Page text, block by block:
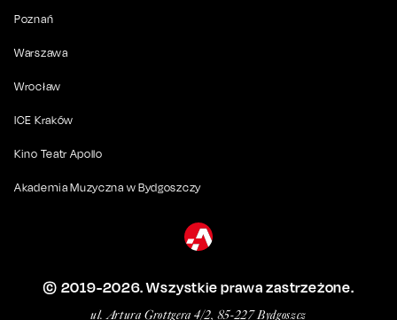
Poznań
Warszawa
Wrocław
ICE Kraków
Kino Teatr Apollo
Akademia Muzyczna w Bydgoszczy
© 2019-2026. Wszystkie prawa zastrzeżone.
ul. Artura Grottgera 4/2, 85-227 Bydgoszcz